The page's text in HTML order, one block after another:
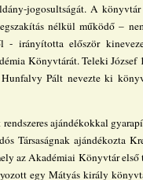
jogosultságát. A könyvtár
nélkül működő –
- irányította először
Könyvtárát. Teleki József
Pált nevezte ki
ajándékokkal
Társaságnak ajándékozta
az Akadémiai Könyvtár első
egy Mátyás király